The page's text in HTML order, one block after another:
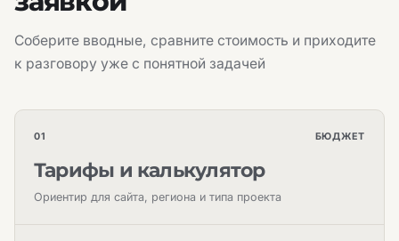
Соберите вводные, сравните стоимость и приходите
к разговору уже с понятной задачей
01 БЮДЖЕТ
Тарифы и калькулятор
Ориентир для сайта, региона и типа проекта